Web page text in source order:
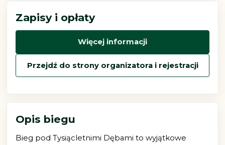
Zapisy i opłaty
Więcej informacji
Przejdź do strony organizatora i rejestracji
Opis biegu
Bieg pod Tysiącletnimi Dębami to wyjątkowe